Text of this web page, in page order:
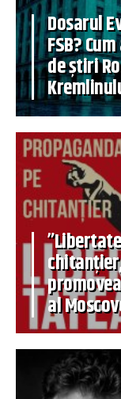
Dosarul
FSB?
de știri
al